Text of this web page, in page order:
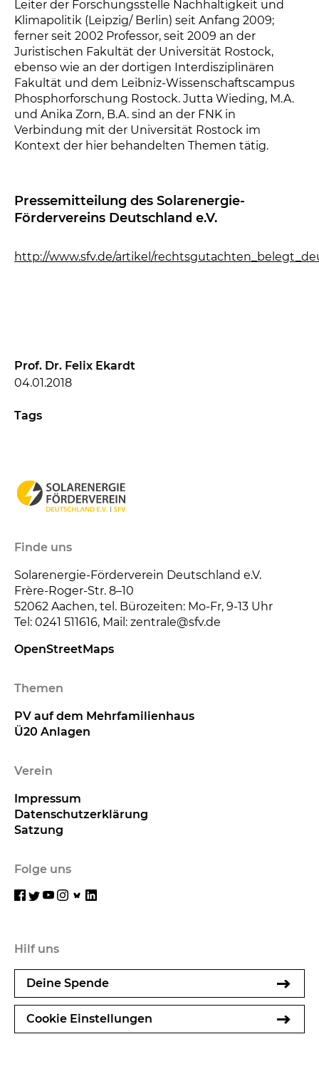
Leiter der Forschungsstelle Nachhaltigkeit und
Klimapolitik (Leipzig/ Berlin) seit Anfang 2009;
ferner seit 2002 Professor, seit 2009 an der
Juristischen Fakultät der Universität Rostock,
ebenso wie an der dortigen Interdisziplinären
Fakultät und dem Leibniz-Wissenschaftscampus
Phosphorforschung Rostock. Jutta Wieding, M.A.
und Anika Zorn, B.A. sind an der FNK in
Verbindung mit der Universität Rostock im
Kontext der hier behandelten Themen tätig.
Pressemitteilung des Solarenergie-
Fördervereins Deutschland e.V.
http://www.sfv.de/artikel/
Prof. Dr. Felix Ekardt
04.01.2018
Tags
Finde uns
Solarenergie-Förderverein Deutschland e.V.
Frère-Roger-Str. 8–10
52062 Aachen, tel. Bürozeiten: Mo-Fr, 9-13 Uhr
Tel: 0241 511616, Mail: zentrale@sfv.de
OpenStreetMaps
Themen
PV auf dem Mehrfamilienhaus
Ü20 Anlagen
Verein
Impressum
Datenschutzerklärung
Satzung
Folge uns
Hilf uns
Deine Spende
Cookie Einstellungen